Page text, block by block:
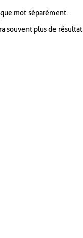
mot séparément.
souvent plus de résultat